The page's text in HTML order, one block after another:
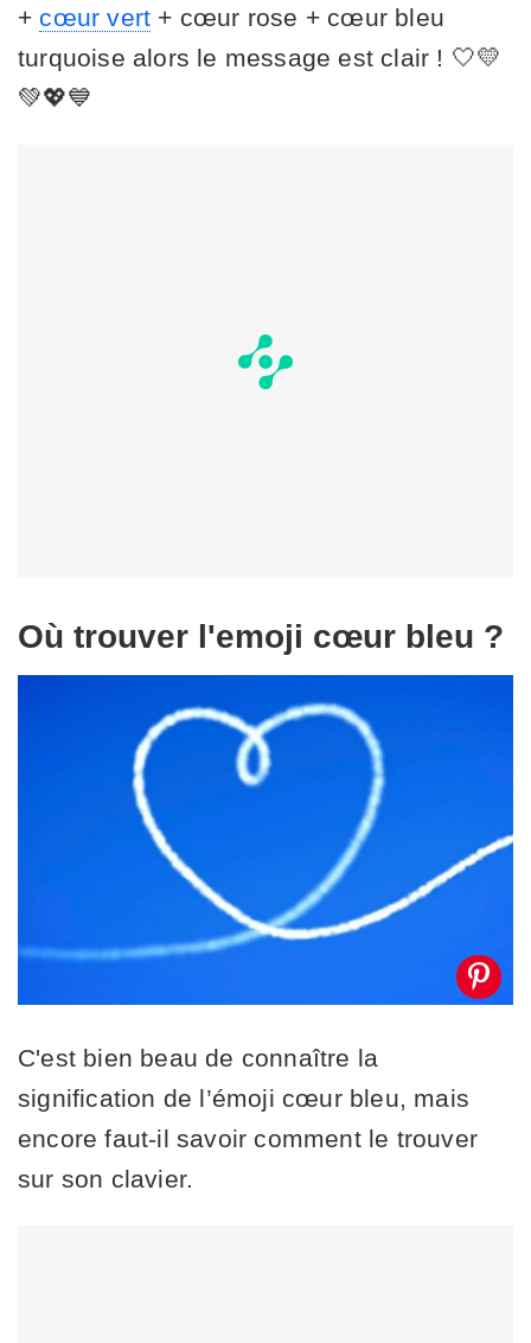
+ cœur vert + cœur rose + cœur bleu
turquoise alors le message est clair ! 🤍💛
💚💖💙
Où trouver l'emoji cœur bleu ?
C'est bien beau de connaître la
signification de l’émoji cœur bleu, mais
encore faut-il savoir comment le trouver
sur son clavier.